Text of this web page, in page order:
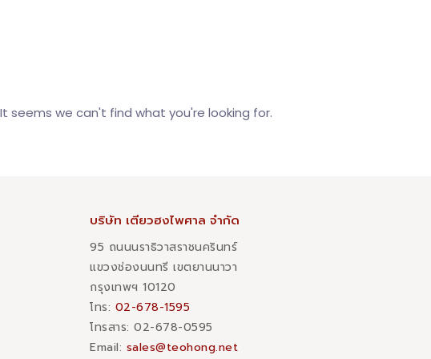
It seems we can't find what you're looking for.
บริษัท เตียวฮงไพศาล จำกัด
95 ถนนนราธิวาสราชนครินทร์
แขวงช่องนนทรี เขตยานนาวา
กรุงเทพฯ 10120
โทร: 02-678-1595
โทรสาร:​ 02-678-0595
Email: sales@teohong.net